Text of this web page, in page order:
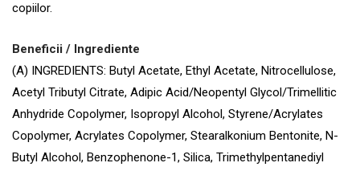
copiilor.
Beneficii / Ingrediente
(A) INGREDIENTS: Butyl Acetate, Ethyl Acetate, Nitrocellulose,
Acetyl Tributyl Citrate, Adipic Acid/Neopentyl Glycol/Trimellitic
Anhydride Copolymer, Isopropyl Alcohol, Styrene/Acrylates
Copolymer, Acrylates Copolymer, Stearalkonium Bentonite, N-
Butyl Alcohol, Benzophenone-1, Silica, Trimethylpentanediyl